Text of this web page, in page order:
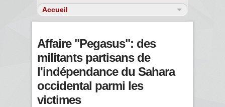
Affaire "Pegasus": des
militants partisans de
l'indépendance du Sahara
occidental parmi les
victimes